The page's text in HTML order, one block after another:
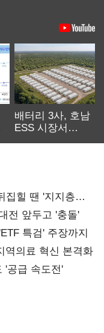
배터리 3사, 호남
ESS 시장서
집힐 땐 '지지층
전 앞두고 '충돌'
특검' 주장까지
역의료 혁신 본격화
'공급 속도전'